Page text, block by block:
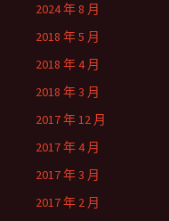
2024 年 8 月
2018 年 5 月
2018 年 4 月
2018 年 3 月
2017 年 12 月
2017 年 4 月
2017 年 3 月
2017 年 2 月